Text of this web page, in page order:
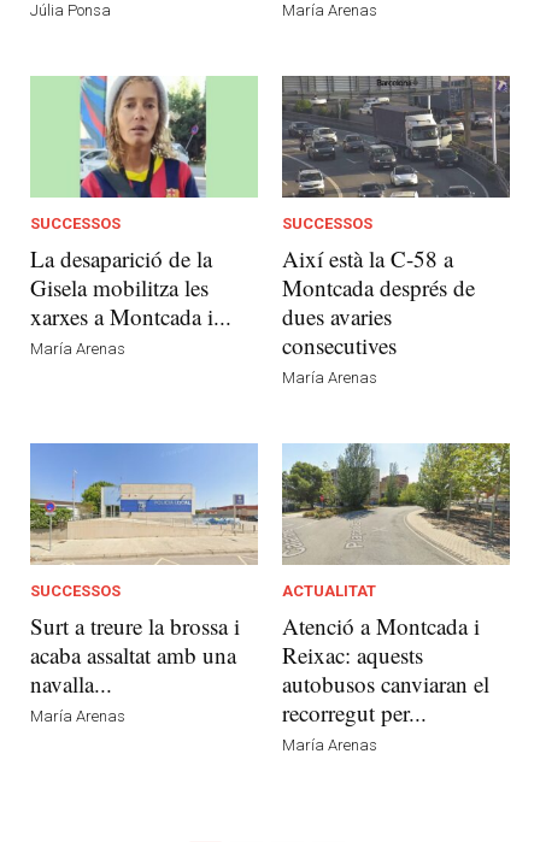
Júlia Ponsa María Arenas
SUCCESSOS
La desaparició de la
Gisela mobilitza les
xarxes a Montcada i...
María Arenas
SUCCESSOS
Així està la C-58 a
Montcada després de
dues avaries
consecutives
María Arenas
SUCCESSOS
Surt a treure la brossa i
acaba assaltat amb una
navalla...
María Arenas
ACTUALITAT
Atenció a Montcada i
Reixac: aquests
autobusos canviaran el
recorregut per...
María Arenas